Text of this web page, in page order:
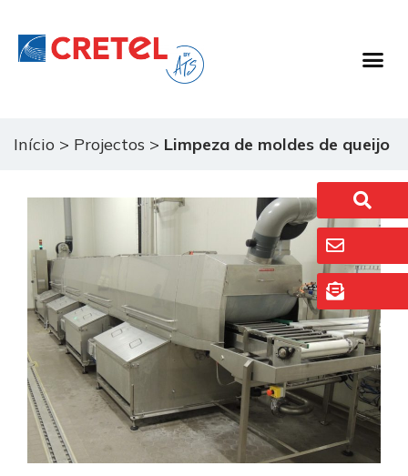
Início > Projectos > Limpeza de moldes de queijo